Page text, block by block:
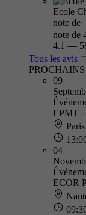
Ecole
note de
note de
4.1 —
Tous les avis
09
EPMT -
Paris
04
ECOR